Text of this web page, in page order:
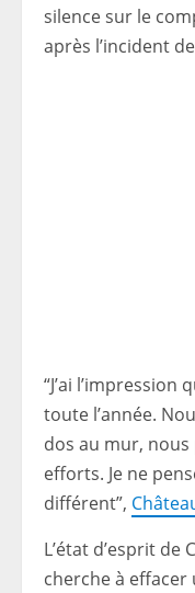
silence sur le
après l’incident
“J’ai
toute l’année.
dos au mur,
efforts. Je ne
différent”,
L’état d’esprit de
cherche à effacer